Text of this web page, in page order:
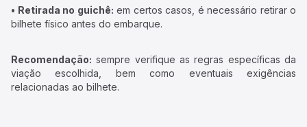
• Retirada no guichê: em certos casos, é necessário retirar o
bilhete físico antes do embarque.
Recomendação: sempre verifique as regras específicas da
viação escolhida, bem como eventuais exigências
relacionadas ao bilhete.